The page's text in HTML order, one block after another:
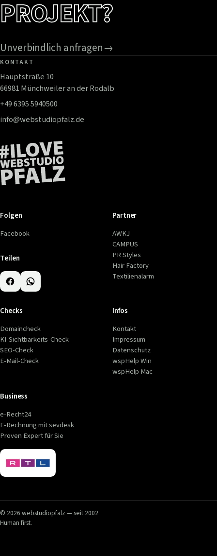
PROJEKT?
Unverbindlich anfragen→
KONTAKT
Hauptstraße 10
66981 Münchweiler an der Rodalb
+49 6395 5940500
info@webstudiopfalz.de
Folgen
Facebook
Teilen
Partner
AWKJ
CAMPUS
PR Styles
Hair Factory
Textilienalarm
Checks
Domaincheck
KI-Sichtbarkeits-Check
SEO-Check
E-Mail-Check
Infos
Kontakt
Impressum
Datenschutz
wspHelp Win
wspHelp Mac
Business
e-Recht24
E-Rechnung mit sevdesk
Proven Expert für Sie
© 2026 webstudiopfalz — seit 2002
Human first.